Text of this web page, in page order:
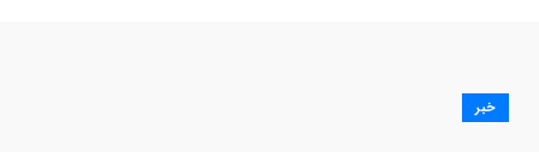
خبر